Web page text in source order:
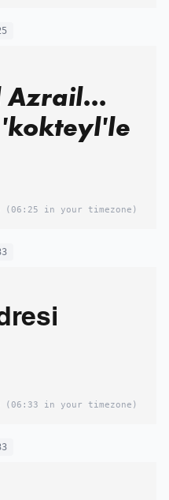
Azrail...
'kokteyl'le
(06:25 in your timezone)
(06:33 in your timezone)